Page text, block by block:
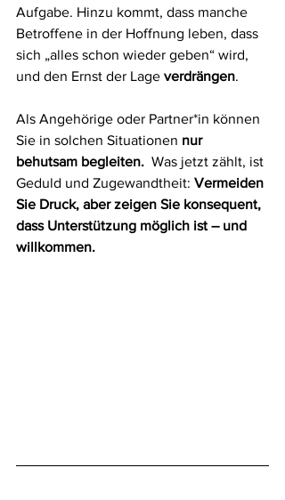
Aufgabe. Hinzu kommt, dass manche
Betroffene in der Hoffnung leben, dass
sich „alles schon wieder geben“ wird,
und den Ernst der Lage verdrängen.
Als Angehörige oder Partner*in können
Sie in solchen Situationen nur
behutsam begleiten.
  Was jetzt zählt, ist
Geduld und Zugewandtheit: Vermeiden
Sie Druck, aber zeigen Sie konsequent,
dass Unterstützung möglich ist – und
willkommen.